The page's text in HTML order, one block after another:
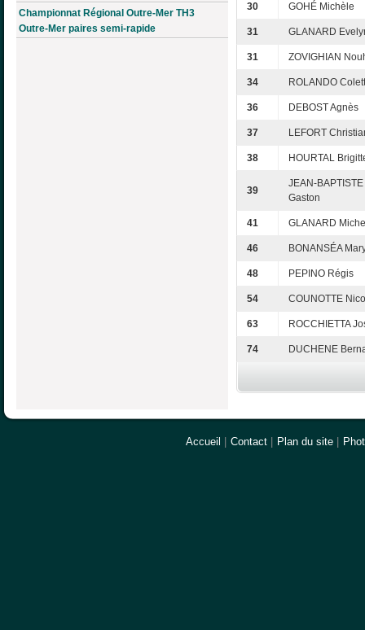
Championnat Régional Outre-Mer TH3
Outre-Mer paires semi-rapide
30 GOHÉ Michèle
31 GLANARD
31 ZOVIGHIAN
34 ROLANDO
36 DEBOST Agnès
37 LEFORT
38 HOURTAL
39
JEAN-BAPTISTE
Gaston
41 GLANARD
46 BONANSÉA
48 PEPINO Régis
54 COUNOTTE
63 ROCCHIETTA
74 DUCHENE
Accueil Contact Plan du site